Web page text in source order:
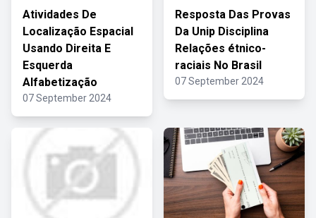
Atividades De
Localização Espacial
Usando Direita E
Esquerda
Alfabetização
07 September 2024
Resposta Das Provas
Da Unip Disciplina
Relações étnico-
raciais No Brasil
07 September 2024